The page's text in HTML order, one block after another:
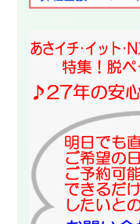
スタッフ紹介
簡易補助ブレーキ
は
新着情報